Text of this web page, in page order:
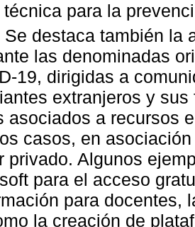
técnica para la
Se destaca también la
las denominadas
19, dirigidas a
extranjeros y
asociados a recursos
casos, en
privado. Algunos
para el acceso
para docentes,
la creación de